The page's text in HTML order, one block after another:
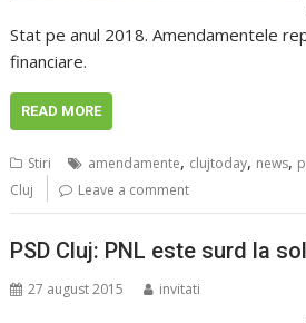
Stat pe anul 2018. Amendamentele
financiare.
READ MORE
Stiri amendamente, clujtoday, news,
Cluj
Leave a comment
PSD Cluj: PNL este surd la
27 august 2015 invitati